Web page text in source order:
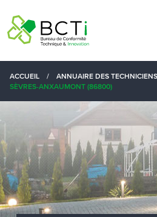
ACCUEIL / ANNUAIRE DES TECHNICIENS
SÈVRES-ANXAUMONT (86800)